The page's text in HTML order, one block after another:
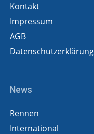
Kontakt
Impressum
AGB
Datenschutzerklärung
News
Rennen
International